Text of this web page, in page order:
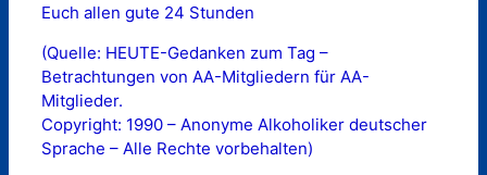
Euch allen gute 24 Stunden
(Quelle: HEUTE-Gedanken zum Tag –
Betrachtungen von AA-Mitgliedern für AA-
Mitglieder.
Copyright: 1990 – Anonyme Alkoholiker deutscher
Sprache – Alle Rechte vorbehalten)